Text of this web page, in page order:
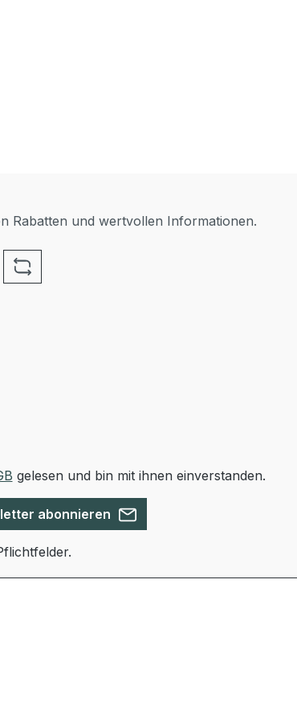
Rabatten und wertvollen Informationen.
gelesen und bin mit ihnen einverstanden.
abonnieren